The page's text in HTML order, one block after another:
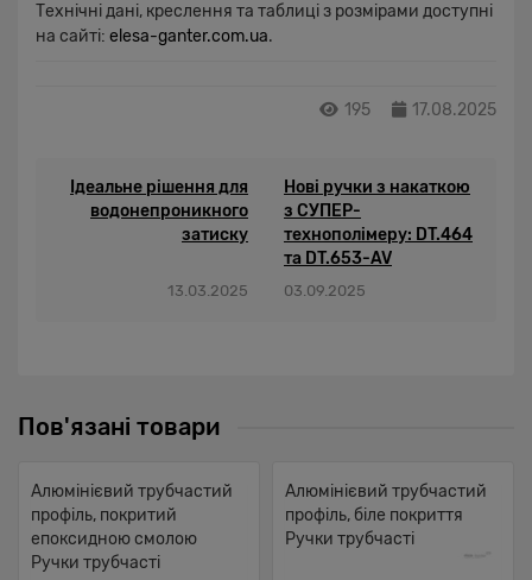
Технічні дані, креслення та таблиці з розмірами доступні
на сайті: elesa-ganter.com.ua.
195 17.08.2025
Ідеальне рішення для
водонепроникного
затиску
13.03.2025
Нові ручки з накаткою
з СУПЕР-
технополімеру: DT.464
та DT.653-AV
03.09.2025
Пов'язані товари
Алюмінієвий трубчастий
профіль, покритий
епоксидною смолою
Ручки трубчасті
Алюмінієвий трубчастий
профіль, біле покриття
Ручки трубчасті